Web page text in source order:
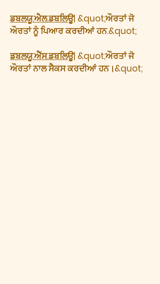
ਡਬਲਯੂ.ਐਲ.ਡਬਲਿਊ| &quot;ਔਰਤਾਂ ਜੋ
ਔਰਤਾਂ ਨੂੰ ਪਿਆਰ ਕਰਦੀਆਂ ਹਨ.&quot;
ਡਬਲਯੂ.ਐੱਸ.ਡਬਲਿਊ| &quot;ਔਰਤਾਂ ਜੋ
ਔਰਤਾਂ ਨਾਲ ਸੈਕਸ ਕਰਦੀਆਂ ਹਨ।&quot;